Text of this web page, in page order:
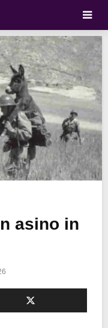
asino in